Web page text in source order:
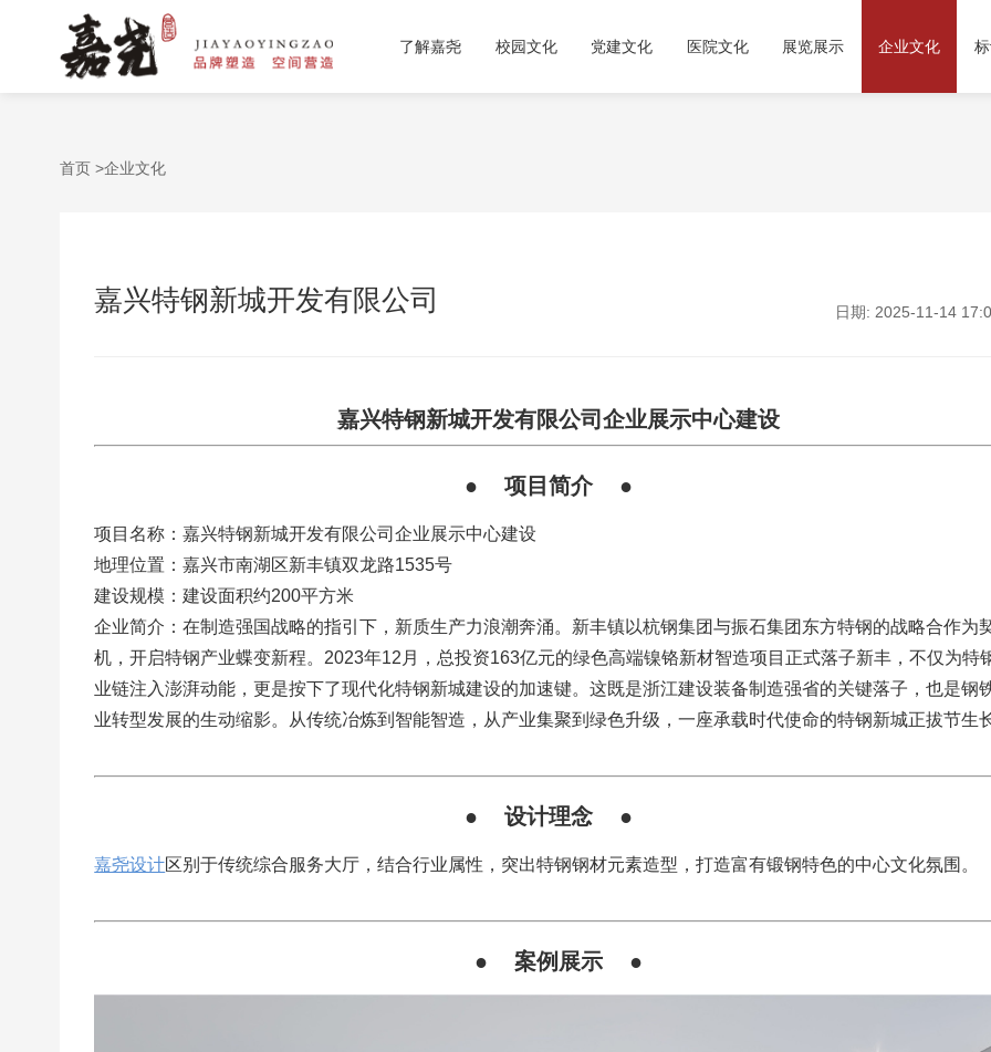
了解嘉尧 校园文化 党建文化 医院文化 展览展示 企业文化
首页 >企业文化
嘉兴特钢新城开发有限公司 日期: 2025-11-14
嘉兴特钢新城开发有限公司企业展示中心建设
● 项目简介 ●
项目名称：嘉兴特钢新城开发有限公司企业展示中心建设
地理位置：嘉兴市南湖区新丰镇双龙路1535号
建设规模：建设面积约200平方米
企业简介：在制造强国战略的指引下，新质生产力浪潮奔涌。新丰镇以杭钢集团与振石集团东方特钢的战略合作为
机，开启特钢产业蝶变新程。2023年12月，总投资163亿元的绿色高端镍铬新材智造项目正式落子新丰，不仅为特
业链注入澎湃动能，更是按下了现代化特钢新城建设的加速键。这既是浙江建设装备制造强省的关键落子，也是钢
业转型发展的生动缩影。从传统冶炼到智能智造，从产业集聚到绿色升级，一座承载时代使命的特钢新城正拔节生
● 设计理念 ●
嘉尧设计区别于传统综合服务大厅，结合行业属性，突出特钢钢材元素造型，打造富有锻钢特色的中心文化氛围。
●案例展示 ●